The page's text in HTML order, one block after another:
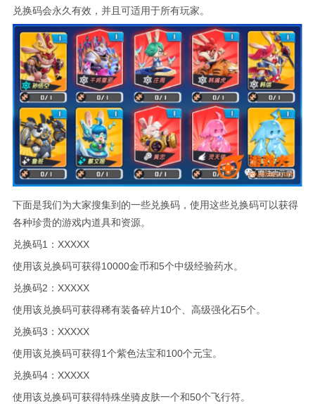
兑换码会永久有效，并且可适用于所有玩家。
下面是我们为大家搜集到的一些兑换码，使用这些兑换码可以获得
各种珍贵的游戏内道具和资源。
兑换码1：XXXXX
使用该兑换码可获得10000金币和5个中级经验药水。
兑换码2：XXXXX
使用该兑换码可获得稀有装备碎片10个、高级强化石5个。
兑换码3：XXXXX
使用该兑换码可获得1个紫色法宝和100个元宝。
兑换码4：XXXXX
使用该兑换码可获得特殊坐骑皮肤一个和50个飞行符。